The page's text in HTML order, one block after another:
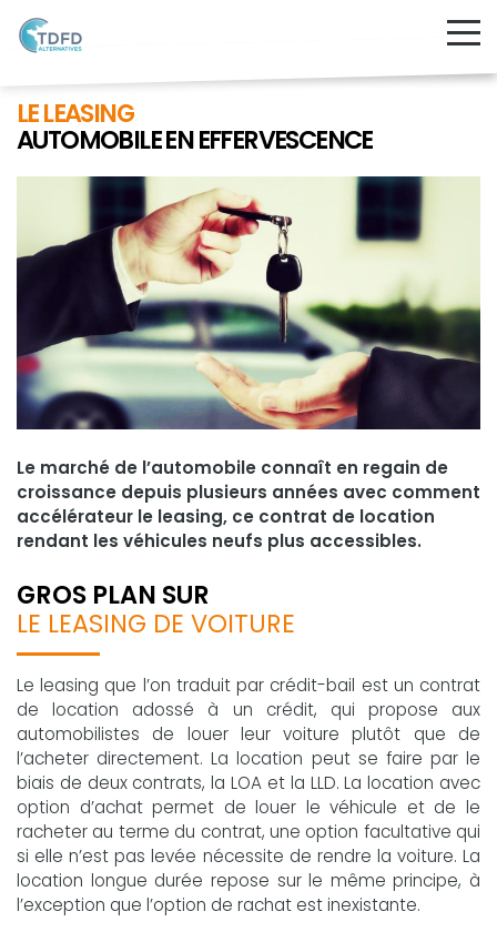
LE LEASING
AUTOMOBILE EN EFFERVESCENCE
Le marché de l’automobile connaît en regain de
croissance depuis plusieurs années avec comment
accélérateur le leasing, ce contrat de location
rendant les véhicules neufs plus accessibles.
GROS PLAN SUR
LE LEASING DE VOITURE
Le leasing que l’on traduit par crédit-bail est un contrat
de location adossé à un crédit, qui propose aux
automobilistes de louer leur voiture plutôt que de
l’acheter directement. La location peut se faire par le
biais de deux contrats, la LOA et la LLD. La location avec
option d’achat permet de louer le véhicule et de le
racheter au terme du contrat, une option facultative qui
si elle n’est pas levée nécessite de rendre la voiture. La
location longue durée repose sur le même principe, à
l’exception que l’option de rachat est inexistante.